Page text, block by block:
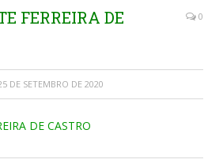
FERREIRA DE
0
DE SETEMBRO DE 2020
DE CASTRO